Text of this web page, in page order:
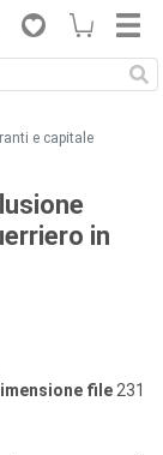
e capitale
in
file 231